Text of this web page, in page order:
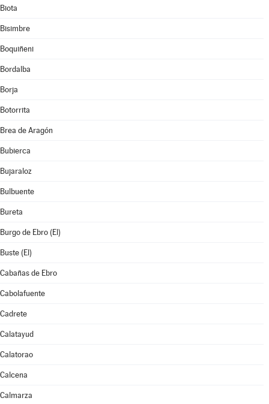
Biota
Bisimbre
Boquiñeni
Bordalba
Borja
Botorrita
Brea de Aragón
Bubierca
Bujaraloz
Bulbuente
Bureta
Burgo de Ebro (El)
Buste (El)
Cabañas de Ebro
Cabolafuente
Cadrete
Calatayud
Calatorao
Calcena
Calmarza